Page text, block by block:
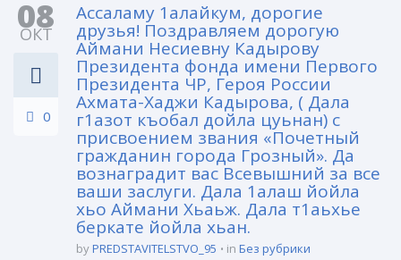
08
ОКТ
0
Ассаламу 1алайкум, дорогие
друзья! Поздравляем дорогую
Аймани Несиевну Кадырову
Президента фонда имени Первого
Президента ЧР, Героя России
Ахмата-Хаджи Кадырова, ( Дала
г1азот къобал дойла цуьнан) с
присвоением звания «Почетный
гражданин города Грозный». Да
вознаградит вас Всевышний за все
ваши заслуги. Дала 1алаш йойла
хьо Аймани Хьаьж. Дала т1аьхье
беркате йойла хьан.
byPREDSTAVITELSTVO_95 in Без рубрики